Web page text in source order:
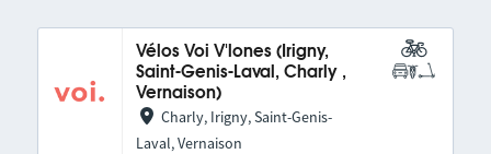
Vélos Voi V'lones (Irigny,
Saint-Genis-Laval, Charly ,
Vernaison)
Charly, Irigny, Saint-Genis-
Laval, Vernaison